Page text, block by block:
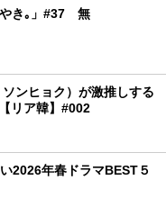
やき｡」#37 無
ンヒョク）が激推しする
リア韓】#002
2026年春ドラマBEST５